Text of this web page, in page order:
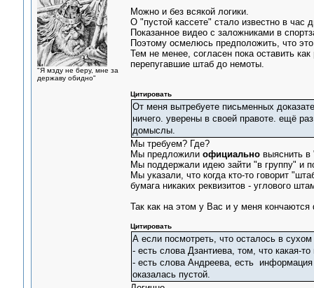
"Я мзду не беру, мне за
державу обидно"
Можно и без всякой логики.
О "пустой кассете" стало известно в час
Показанное видео с заложниками в
Поэтому осмелюсь предположить, что
Тем не менее, согласен пока оставить
перепугавшие штаб до немоты.
Цитировать
От меня вытребуете письменных
ничего. уверены в своей правоте. ещё
домыслы.
Мы требуем? Где?
Мы предложили официальновыяснить в
Мы поддержали идею зайти "в группу" и
Мы указали, что когда кто-то говорит
бумага никаких реквизитов - углового
Так как на этом у Вас и у меня
Цитировать
А если посмотреть, что осталось в
- есть слова Дзантиева, том, что какая-
- есть слова Андреева, есть
оказалась пустой.